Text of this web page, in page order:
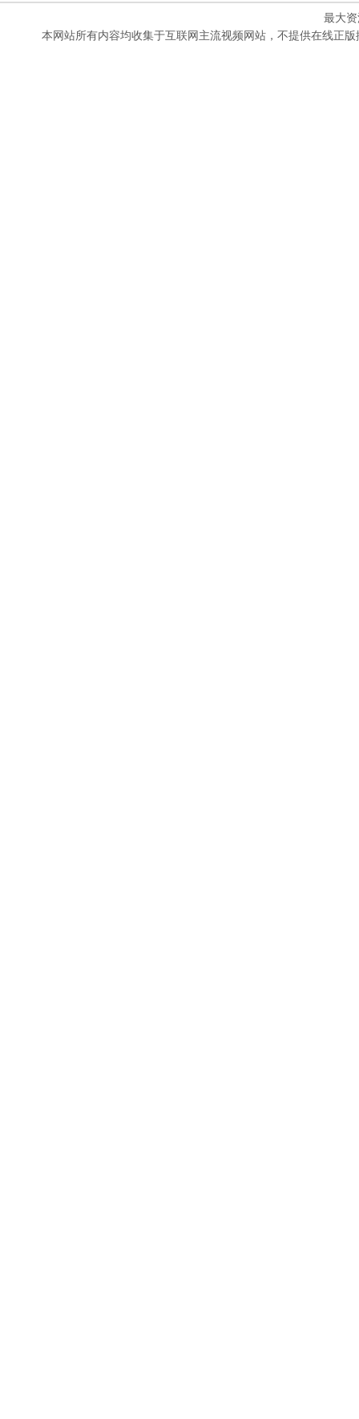
最大
本网站所有内容均收集于互联网主流视频网站，不提供在线正